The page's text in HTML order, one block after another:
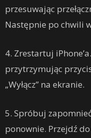
przesuwając
Następnie po chwili
4. Zrestartuj
przytrzymując
„Wyłącz” na ekranie.
5. Spróbuj
ponownie. Przejdź